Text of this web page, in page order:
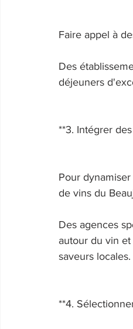
Faire appel à
Des
déjeuners
**3. Intégrer
Pour
de vins du
Des agences
autour du vin
saveurs
**4.